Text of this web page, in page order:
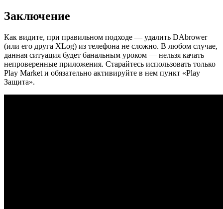
Заключение
Как видите, при правильном подходе — удалить DAbrower
(или его друга XLog) из телефона не сложно. В любом случае,
данная ситуация будет банальным уроком — нельзя качать
непроверенные приложения. Старайтесь использовать только
Play Market и обязательно активируйте в нем пункт «Play
Защита».